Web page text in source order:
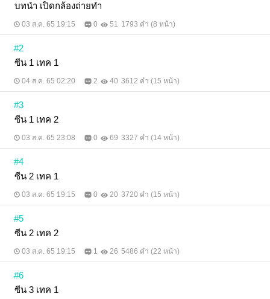
บทนำ เปิดกล้องถ่ายทำ
03 ส.ค. 65 19:15 0 51 1793 คำ (8 หน้า)
#2
ซีน 1 เทค 1
04 ส.ค. 65 02:20 2 40 3612 คำ (15 หน้า)
#3
ซีน 1 เทค 2
03 ส.ค. 65 23:08 0 69 3327 คำ (14 หน้า)
#4
ซีน 2 เทค 1
03 ส.ค. 65 19:15 0 20 3720 คำ (15 หน้า)
#5
ซีน 2 เทค 2
03 ส.ค. 65 19:15 1 26 5486 คำ (22 หน้า)
#6
ซีน 3 เทค 1